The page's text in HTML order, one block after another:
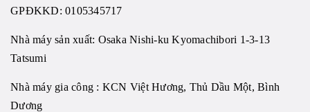
GPĐKKD: 0105345717
Nhà máy sản xuất: Osaka Nishi-ku Kyomachibori 1-3-13
Tatsumi
Nhà máy gia công : KCN Việt Hương, Thủ Dầu Một, Bình
Dương